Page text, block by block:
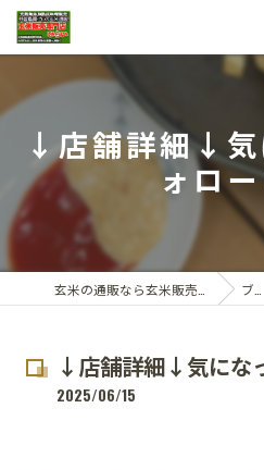
↓店舗詳細↓気
ォロ
ブログ
↓店舗詳細↓気にな
2025/06/15